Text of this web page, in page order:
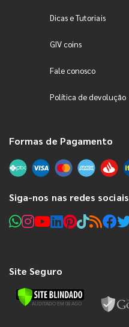
Dicas e Tutoriais
GIV coins
Fale conosco
Política de devolução
Formas de Pagamento
Siga-nos nas redes sociais
Site Seguro